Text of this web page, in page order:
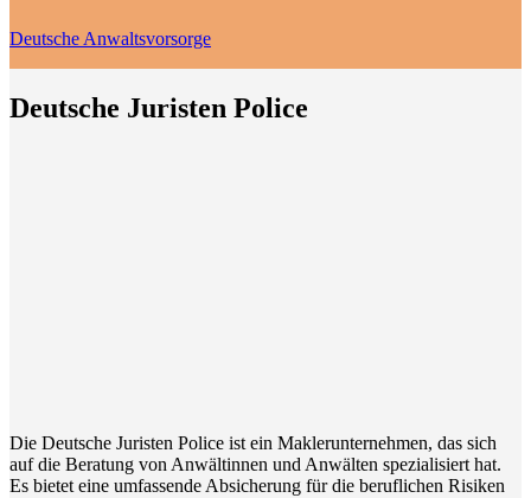
Deutsche Anwaltsvorsorge
Deutsche Juristen Police
Die Deutsche Juristen Police ist ein Maklerunternehmen, das sich
auf die Beratung von Anwältinnen und Anwälten spezialisiert hat.
Es bietet eine umfassende Absicherung für die beruflichen Risiken